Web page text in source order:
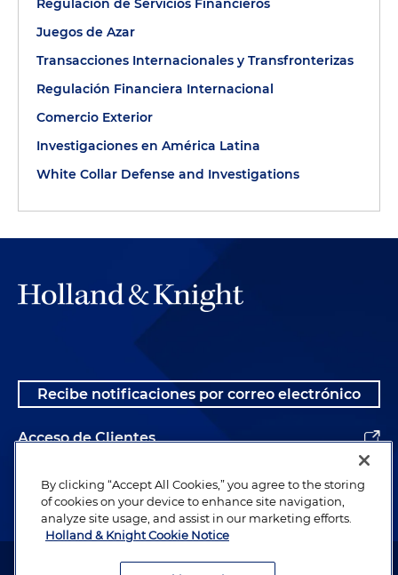
Regulación de Servicios Financieros
Juegos de Azar
Transacciones Internacionales y Transfronterizas
Regulación Financiera Internacional
Comercio Exterior
Investigaciones en América Latina
White Collar Defense and Investigations
Recibe notificaciones por correo electrónico
Acceso de Clientes
Alumnos
Abogado publicitario. © 1996– 2026 Holland & Knight LLP. Todos los
By clicking “Accept All Cookies,” you agree to the storing
of cookies on your device to enhance site navigation,
analyze site usage, and assist in our marketing efforts.
Holland & Knight Cookie Notice